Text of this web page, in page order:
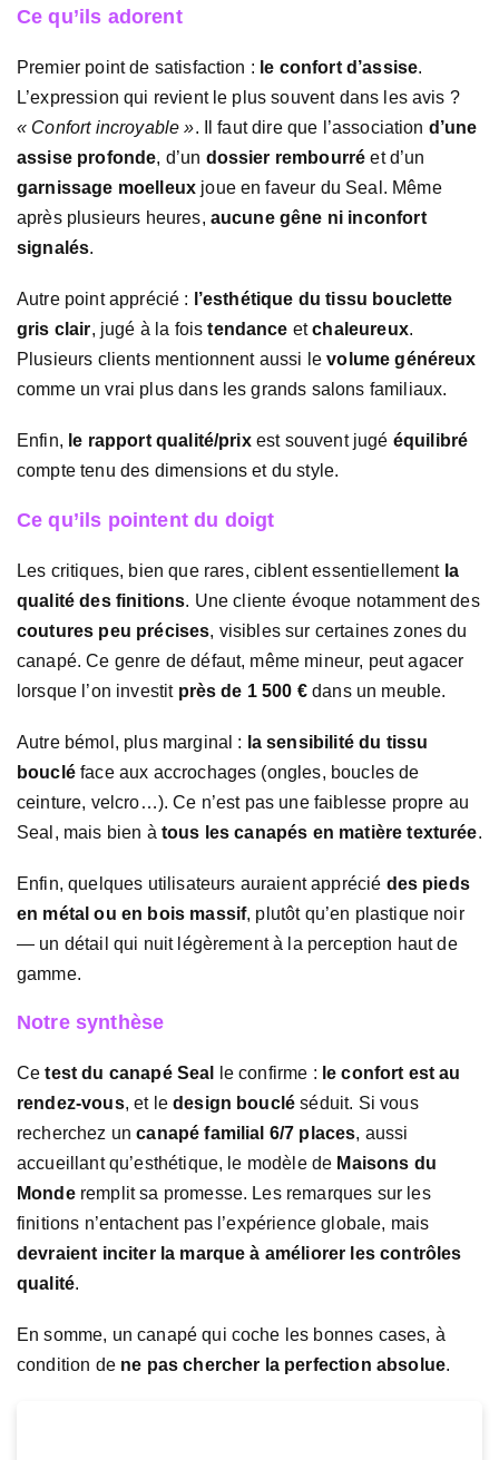
Ce qu’ils adorent
Premier point de satisfaction : le confort d’assise.
L’expression qui revient le plus souvent dans les avis ?
« Confort incroyable ». Il faut dire que l’association d’une
assise profonde, d’un dossier rembourré et d’un
garnissage moelleux joue en faveur du Seal. Même
après plusieurs heures, aucune gêne ni inconfort
signalés.
Autre point apprécié :
l’esthétique du tissu bouclette
gris clair, jugé à la foistendance etchaleureux.
Plusieurs clients mentionnent aussi levolume généreux
comme un vrai plus dans les grands salons familiaux.
Enfin, le rapport qualité/prixest souvent jugé équilibré
compte tenu des dimensions et du style.
Ce qu’ils pointent du doigt
Les critiques, bien que rares, ciblent essentiellement la
qualité des finitions. Une cliente évoque notamment des
coutures peu précises, visibles sur certaines zones du
canapé. Ce genre de défaut, même mineur, peut agacer
lorsque l’on investit près de 1 500 €dans un meuble.
Autre bémol, plus marginal : la sensibilité du tissu
boucléface aux accrochages (ongles, boucles de
ceinture, velcro…). Ce n’est pas une faiblesse propre au
Seal, mais bien à tous les canapés en matière texturée.
Enfin, quelques utilisateurs auraient apprécié des pieds
en métal ou en bois massif, plutôt qu’en plastique noir
— un détail qui nuit légèrement à la perception haut de
gamme.
Notre synthèse
Cetest du canapé Seal le confirme : le confort est au
rendez-vous, et ledesign bouclé séduit. Si vous
recherchez uncanapé familial 6/7 places, aussi
accueillant qu’esthétique, le modèle de Maisons du
Monderemplit sa promesse. Les remarques sur les
finitions n’entachent pas l’expérience globale, mais
devraient inciter la marque à améliorer les contrôles
qualité.
En somme, un canapé qui coche les bonnes cases, à
condition de ne pas chercher la perfection absolue.